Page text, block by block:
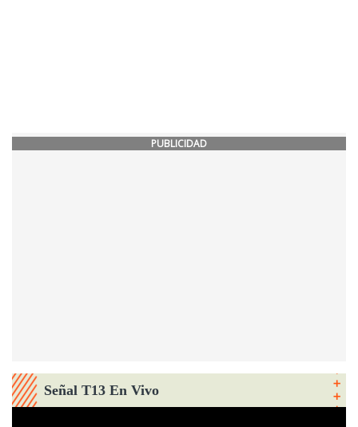
PUBLICIDAD
Señal T13 En Vivo